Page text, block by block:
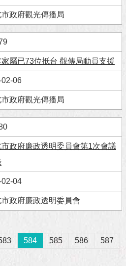
政府觀光傳播局
家屬已73位抵台 觀傳局動員支援
02-06
政府觀光傳播局
政府廉政透明委員會第1次會議
02-04
政府廉政透明委員會
584 585 586
587